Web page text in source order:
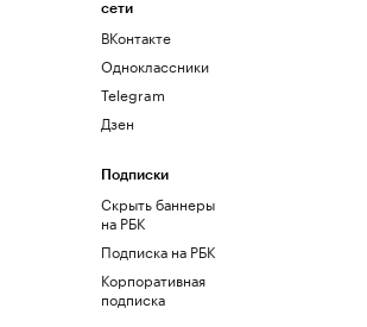
сети
ВКонтакте
Одноклассники
Telegram
Дзен
Подписки
Скрыть баннеры
на РБК
Подписка на РБК
Корпоративная
подписка